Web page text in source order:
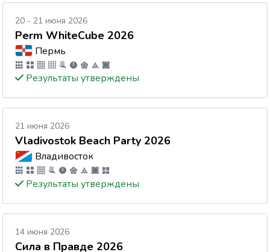
20 - 21 июня 2026
Perm WhiteCube 2026
Пермь
Результаты утверждены
21 июня 2026
Vladivostok Beach Party 2026
Владивосток
Результаты утверждены
14 июня 2026
Сила в Правде 2026